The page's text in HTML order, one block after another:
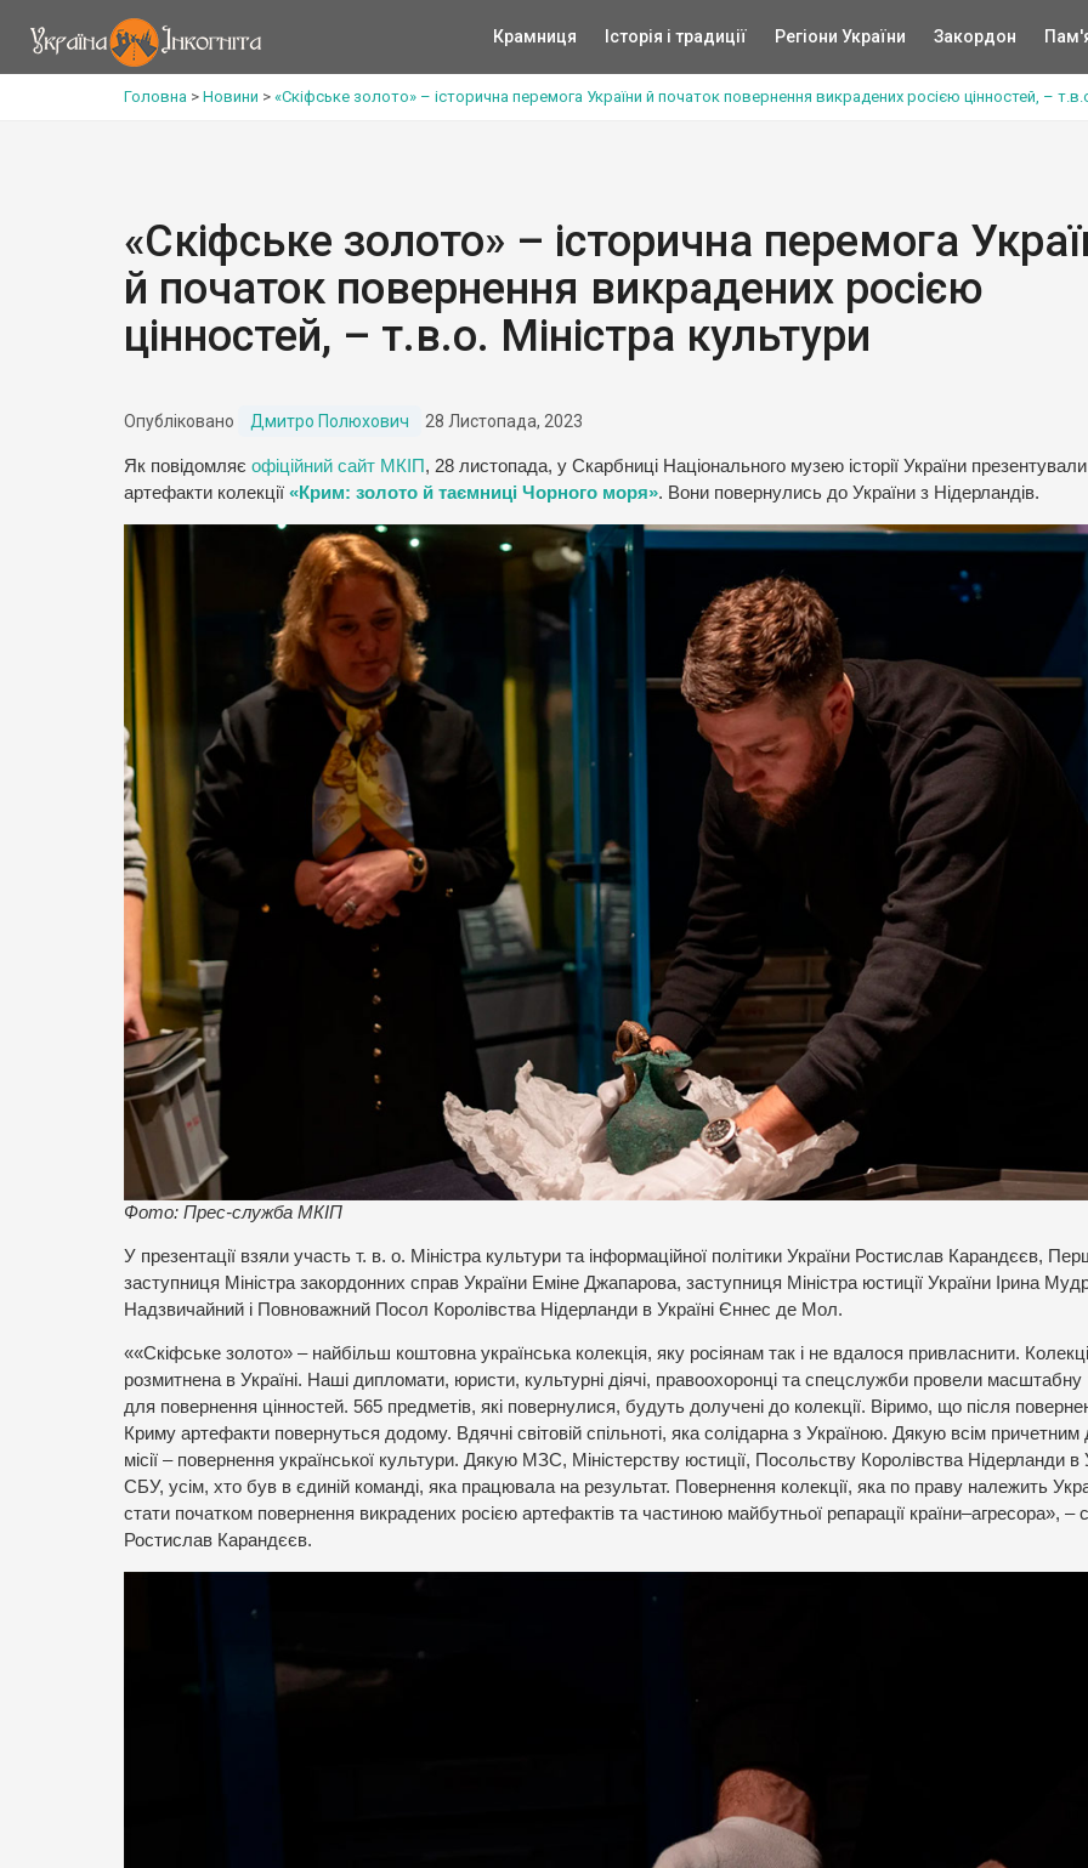
Крамниця Історія і традиції Регіони України Закордон
Головна > Новини > «Скіфське золото» – історична перемога України й початок повернення викрадених росією цінностей, –
«Скіфське золото» – історична перемога
й початок повернення викрадених росією
цінностей, – т.в.о. Міністра культури
Опубліковано Дмитро Полюхович 28 Листопада, 2023
Як повідомляє офіційний сайт МКІП, 28 листопада, у Скарбниці Національного музею історії України
артефакти колекції «Крим: золото й таємниці Чорного моря». Вони повернулись до України з Нідерландів.
Фото: Прес-служба МКІП
У презентації взяли участь т. в. о. Міністра культури та інформаційної політики України Ростислав Карандєєв,
заступниця Міністра закордонних справ України Еміне Джапарова, заступниця Міністра юстиції України Ірина
Надзвичайний і Повноважний Посол Королівства Нідерланди в Україні Єннес де Мол.
««Скіфське золото» – найбільш коштовна українська колекція, яку росіянам так і не вдалося привласнити.
розмитнена в Україні. Наші дипломати, юристи, культурні діячі, правоохоронці та спецслужби провели масштабну
для повернення цінностей. 565 предметів, які повернулися, будуть долучені до колекції. Віримо, що після
Криму артефакти повернуться додому. Вдячні світовій спільноті, яка солідарна з Україною. Дякую всім причетним
місії – повернення української культури. Дякую МЗС, Міністерству юстиції, Посольству Королівства Нідерланди в
СБУ, усім, хто був в єдиній команді, яка працювала на результат. Повернення колекції, яка по праву належить
стати початком повернення викрадених росією артефактів та частиною майбутньої репарації країни–агресора», –
Ростислав Карандєєв.